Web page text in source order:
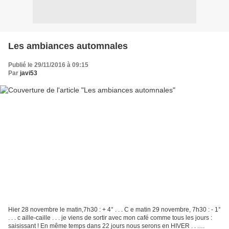
Les ambiances automnales
Publié le 29/11/2016 à 09:15
Par javi53
Hier 28 novembre le matin,7h30 : + 4° . . . C e matin 29 novembre, 7h30 : - 1°
. . . c aille-caille . . . je viens de sortir avec mon café comme tous les jours :
saisissant ! En même temps dans 22 jours nous serons en HIVER . . .